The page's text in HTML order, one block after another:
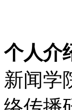
个人介
新闻学